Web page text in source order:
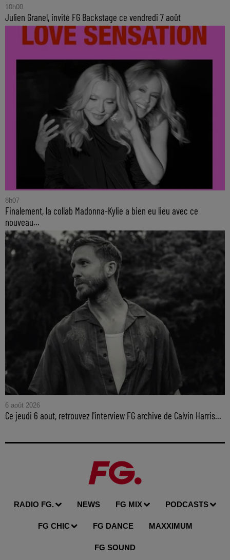
10h00
Julien Granel, invité FG Backstage ce vendredi 7 août
8h07
Finalement, la collab Madonna-Kylie a bien eu lieu avec ce
nouveau...
6 août 2026
Ce jeudi 6 aout, retrouvez l'interview FG archive de Calvin Harris...
RADIO FG. NEWS FG MIX PODCASTS
FG CHIC FG DANCE MAXXIMUM
FG SOUND